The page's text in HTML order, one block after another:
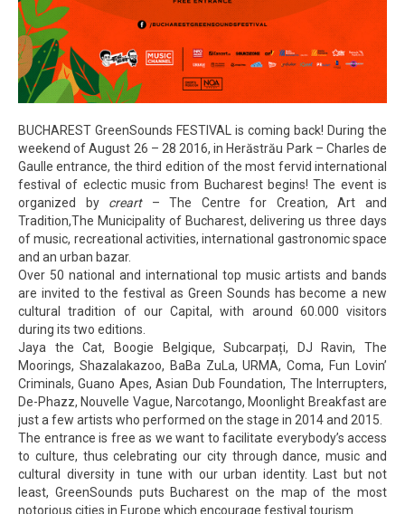
BUCHAREST GreenSounds FESTIVAL is coming back! During the
weekend of August 26 – 28 2016, in Herăstrău Park – Charles de
Gaulle entrance, the third edition of the most fervid international
festival of eclectic music from Bucharest begins! The event is
organized by creart – The Centre for Creation, Art and
Tradition,The Municipality of Bucharest, delivering us three days
of music, recreational activities, international gastronomic space
and an urban bazar.
Over 50 national and international top music artists and bands
are invited to the festival as Green Sounds has become a new
cultural tradition of our Capital, with around 60.000 visitors
during its two editions.
Jaya the Cat, Boogie Belgique, Subcarpați, DJ Ravin, The
Moorings, Shazalakazoo, BaBa ZuLa, URMA, Coma, Fun Lovin’
Criminals, Guano Apes, Asian Dub Foundation, The Interrupters,
De-Phazz, Nouvelle Vague, Narcotango, Moonlight Breakfast are
just a few artists who performed on the stage in 2014 and 2015.
The entrance is free as we want to facilitate everybody’s access
to culture, thus celebrating our city through dance, music and
cultural diversity in tune with our urban identity. Last but not
least, GreenSounds puts Bucharest on the map of the most
notorious cities in Europe which encourage festival tourism.